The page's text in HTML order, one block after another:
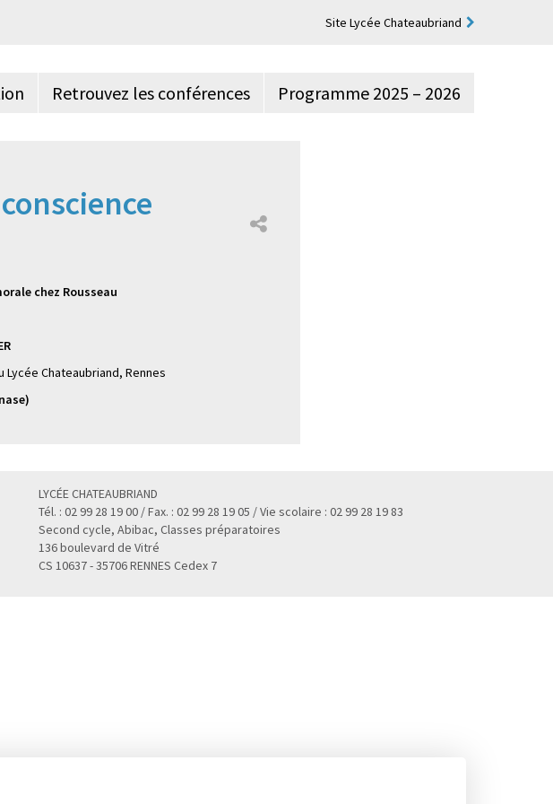
Site Lycée Chateaubriand
Retrouvez les conférences Programme 2025 – 2026
chez Rousseau
Chateaubriand, Rennes
LYCÉE CHATEAUBRIAND
Tél. : 02 99 28 19 00 / Fax. : 02 99 28 19 05 / Vie scolaire : 02 99 28 19 83
Second cycle, Abibac, Classes préparatoires
136 boulevard de Vitré
CS 10637 - 35706 RENNES Cedex 7